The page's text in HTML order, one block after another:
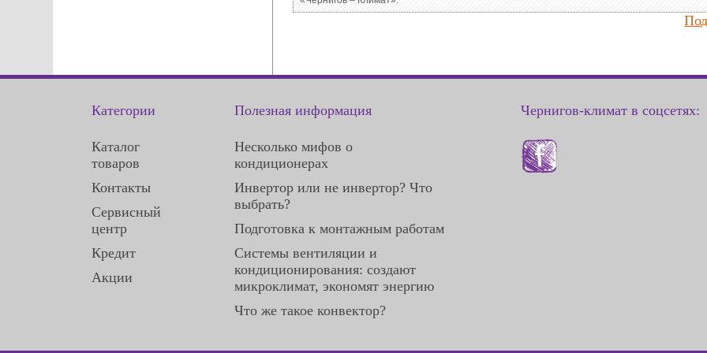
Категории
Каталог
товаров
Контакты
Сервисный
центр
Кредит
Акции
Полезная информация
Несколько мифов о
кондиционерах
Инвертор или не инвертор? Что
выбрать?
Подготовка к монтажным работам
Системы вентиляции и
кондиционирования: создают
микроклимат, экономят энергию
Что же такое конвектор?
Чернигов-климат в соцсетях: